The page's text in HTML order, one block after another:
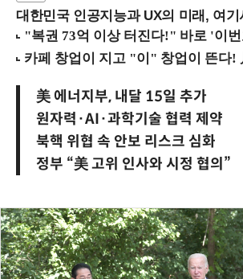
대한민국 인공지능과 UX의 미래, 여기서 시작됩니
美 에너지부, 내달 15일 추가
원자력·AI·과학기술 협력 제약
북핵 위협 속 안보 리스크 심화
정부 “美 고위 인사와 시정 협의”